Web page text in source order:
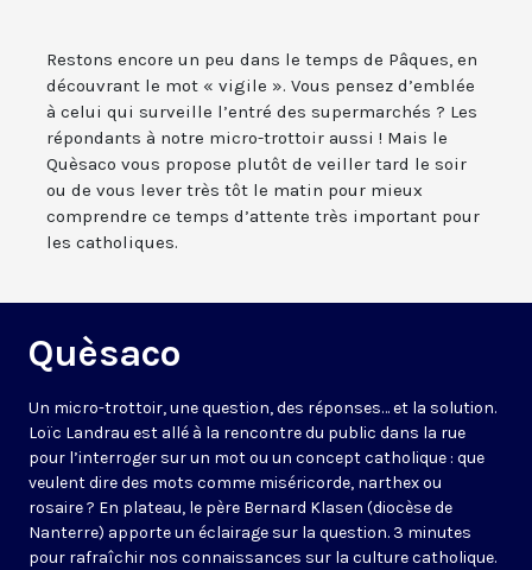
Restons encore un peu dans le temps de Pâques, en
découvrant le mot « vigile ». Vous pensez d’emblée
à celui qui surveille l’entré des supermarchés ? Les
répondants à notre micro-trottoir aussi ! Mais le
Quèsaco vous propose plutôt de veiller tard le soir
ou de vous lever très tôt le matin pour mieux
comprendre ce temps d’attente très important pour
les catholiques.
Quèsaco
Un micro-trottoir, une question, des réponses… et la solution.
Loïc Landrau est allé à la rencontre du public dans la rue
pour l’interroger sur un mot ou un concept catholique : que
veulent dire des mots comme miséricorde, narthex ou
rosaire ? En plateau, le père Bernard Klasen (diocèse de
Nanterre) apporte un éclairage sur la question. 3 minutes
pour rafraîchir nos connaissances sur la culture catholique.